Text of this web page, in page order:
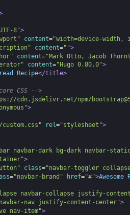
8">
content="width=device-
content="">
content="Mark Otto, Jacob
content="Hugo 0.80.0">
Recipe</title>
CSS -->
cdn.jsdelivr.net/npm/
>
rel="stylesheet">
navbar-dark bg-dark navbar-
>
class="navbar-toggler
="navbar-brand" href="#">Awesome
navbar-collapse justify-
nav justify-content-center">
nav-item">